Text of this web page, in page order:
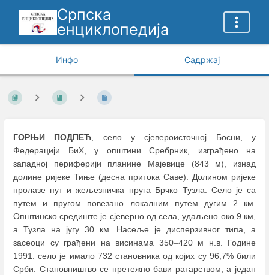
Српска
енциклопедија
Инфо Садржај
ГОРЊИ ПОДПЕЋ, село у сјевероисточној Босни, у
Федерацији БиХ, у општини Сребрник, изграђено на
западној периферији планине Мајевице (843 м), изнад
долине ријеке Тиње (десна притока Саве). Долином ријеке
пролазе пут и жељезничка пруга Брчко–Тузла. Село је са
путем и пругом повезано локалним путем дугим 2 км.
Општинско средиште је сјеверно од села, удаљено око 9 км,
а Тузла на југу 30 км. Насеље је дисперзивног типа, а
засеоци су грађени на висинама 350–420 м н.в. Године
1991. село је имало 732 становника од којих су 96,7% били
Срби. Становништво се претежно бави ратарством, а један